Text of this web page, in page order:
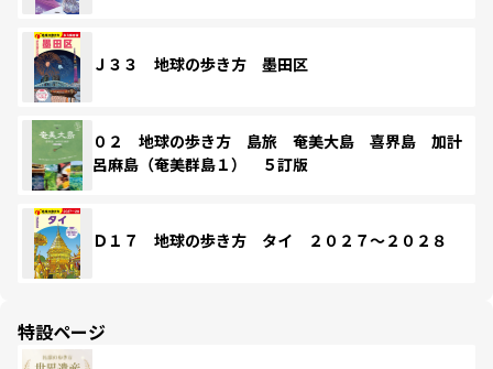
Ｊ３３ 地球の歩き方 墨田区
０２ 地球の歩き方 島旅 奄美大島 喜界島 加計
呂麻島（奄美群島１） ５訂版
Ｄ１７ 地球の歩き方 タイ ２０２７～２０２８
特設ページ